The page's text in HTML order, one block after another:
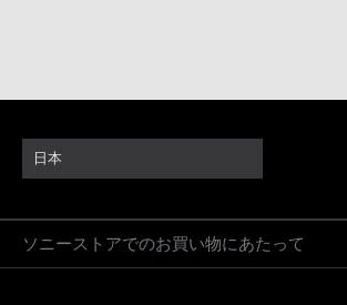
日本
ソニーストアでのお買い物にあたって